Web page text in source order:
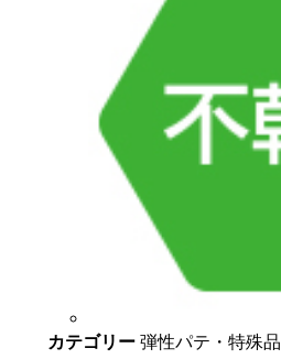
カテゴリー 弾性パテ・特殊品